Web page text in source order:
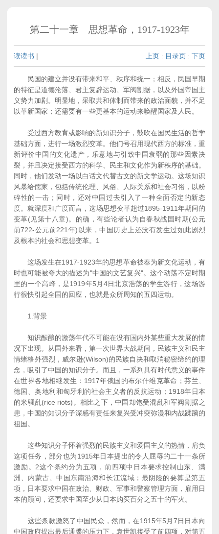
第二十一章 思想革命，1917-1923年
读读书 | 上页 : 目录页 : 下页
民国的建立并没有带来和平、秩序和统一；相反，民国早期
的特征是道德沦落、君主复辟运动、军阀割据，以及外国帝国主
义势力加剧。明显地，采取共和体制而带来的政治面貌，并不足
以革新国家；还需要有一些更基本的运动来唤醒国家及人民。
受过西方教育或影响的新知识分子，鼓吹在国民生活的哲学
基础方面，进行一场激烈变革。他们号召用现代西方的标准，重
新评价中国的文化遗产，乐意地与引致中国衰弱的那些因素决
裂，并且决定接受西方的科学、民主和文化作为新秩序的基础。
同时，他们发动一场以白话文代替古文的新文学运动。这场知识
风暴给儒家，包括传统伦理、风俗、人际关系和社会习俗，以粉
碎性的一击；同时，还对中国过去引入了一种全面否定的新态
度。就深度和广度而言，这场思想变革超过1895-1911年期间的
变革(见第十八章)。的确，有些论者认为自春秋战国时期(公元
前722-公元前221年)以来，中国历史上还没有发生过如此剧烈
及根本的社会和思想变革。1
这场发生在1917-1923年的思想革命被奉为新文化运动，有
时也可能被夸大的描述为"中国的文艺复兴"。这个动荡不定时期
里的一个高峰，是1919年5月4日北京浩荡的学生游行，这场游
行很快引起全国的回应，也就是众所周知的五四运动。
1.背景
知识酝酿的激荡年代不可能在没有国内外某些重大发展的情
况下出现。从国外来看，第一次世界大战期间，民族主义和民主
情绪格外强烈，威尔逊(Wilson)的民族自决和取消秘密缔约的理
念，吸引了中国的知识分子。而且，一系列具有时代意义的事件
在世界各地相继发生：1917年俄国的布尔什维克革命；芬兰、
德国、奥地利和匈牙利的社会主义者的反抗运动；1918年日本
的米骚乱(rice riots)。相比之下，中国却饱受混乱和军阀割据之
患，中国的知识分子深感有责任来复兴受冲突弥漫和内战蹂躏的
祖国。
这些知识分子怀着强烈的民族主义和爱国主义的热情，肩负
这项任务，部分也为1915年日本提出的令人屈辱的二十一条所
激励。2这个条约分为五项，前四项中日本要求控制山东、满
洲、内蒙古、中国东南沿海和长江流域；最阴险的要算是第五
项，日本要求中国在政治、财政、军事和警察管理方面，雇用日
本的顾问，还要求中国至少从日本购买百分之五十的军火。
这些条款激怒了中国民众，然而，在1915年5月7日日本向
中国政府提出最后通牒的压力下，袁世凯接受了前四项，对第五